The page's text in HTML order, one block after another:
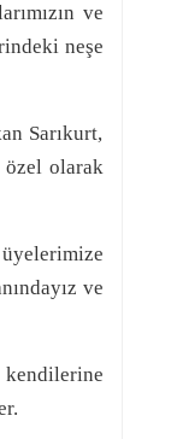
ve
neşe
Sarıkurt,
özel olarak
ve